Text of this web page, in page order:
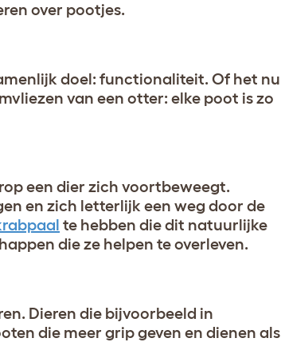
over pootjes.
doel: functionaliteit. Of het nu
van een otter: elke poot is zo
een dier zich voortbeweegt.
en zich letterlijk een weg door de
te hebben die dit natuurlijke
die ze helpen te overleven.
Dieren die bijvoorbeeld in
die meer grip geven en dienen als